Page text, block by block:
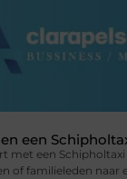
een
met een
of familieleden naar